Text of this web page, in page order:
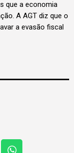
que a economia
A AGT diz que o
a evasão fiscal